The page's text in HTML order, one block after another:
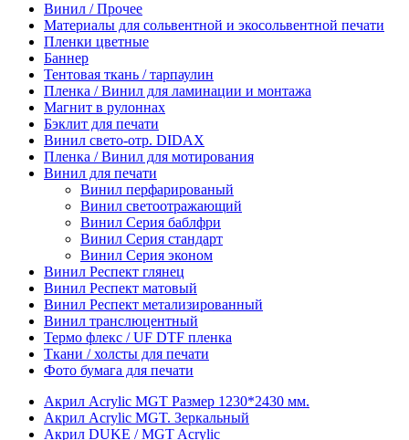
Винил / Прочее
Материалы для сольвентной и экосольвентной печати
Пленки цветные
Баннер
Тентовая ткань / тарпаулин
Пленка / Винил для ламинации и монтажа
Магнит в рулоннах
Бэклит для печати
Винил свето-отр. DIDAX
Пленка / Винил для мотирования
Винил для печати
Винил перфарированый
Винил светоотражающий
Винил Серия баблфри
Винил Серия стандарт
Винил Серия эконом
Винил Респект глянец
Винил Респект матовый
Винил Респект метализированный
Винил транслюцентный
Термо флекс / UF DTF пленка
Ткани / холсты для печати
Фото бумага для печати
Акрил Acrylic MGT Размер 1230*2430 мм.
Акрил Acrylic MGT. Зеркальный
Акрил DUKE / MGT Acrylic